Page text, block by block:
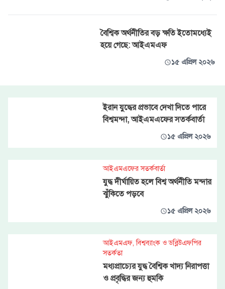
বৈশ্বিক অর্থনীতির বড় ক্ষতি ইতোমধ্যেই
হয়ে গেছে: আইএমএফ
১৫ এপ্রিল ২০২৬
ইরান যুদ্ধের প্রভাবে দেখা দিতে পারে
বিশ্বমন্দা, আইএমএফের সতর্কবার্তা
১৫ এপ্রিল ২০২৬
আইএমএফের সতর্কবার্তা
যুদ্ধ দীর্ঘায়িত হলে বিশ্ব অর্থনীতি মন্দার
ঝুঁকিতে পড়বে
১৫ এপ্রিল ২০২৬
আইএমএফ, বিশ্বব্যাংক ও ডব্লিউএফপির
সতর্কতা
মধ্যপ্রাচ্যের যুদ্ধ বৈশ্বিক খাদ্য নিরাপত্তা
ও প্রবৃদ্ধির জন্য হুমকি